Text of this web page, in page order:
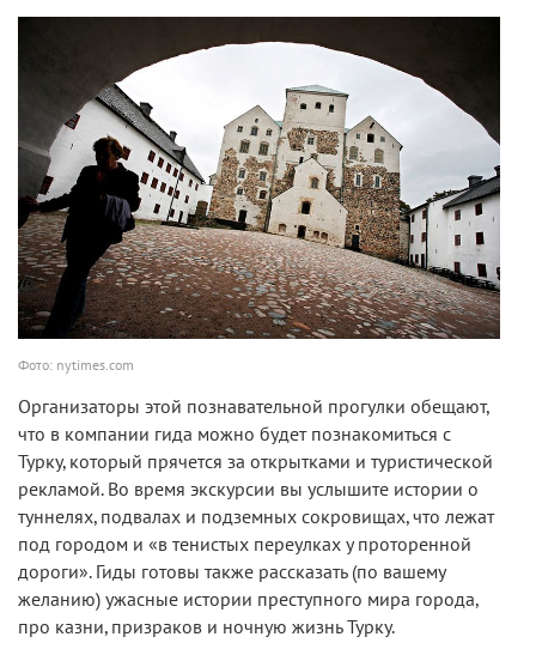
Фото: nytimes.com
Организаторы этой познавательной прогулки обещают,
что в компании гида можно будет познакомиться с
Турку, который прячется за открытками и туристической
рекламой. Во время экскурсии вы услышите истории о
туннелях, подвалах и подземных сокровищах, что лежат
под городом и «в тенистых переулках у проторенной
дороги». Гиды готовы также рассказать (по вашему
желанию) ужасные истории преступного мира города,
про казни, призраков и ночную жизнь Турку.